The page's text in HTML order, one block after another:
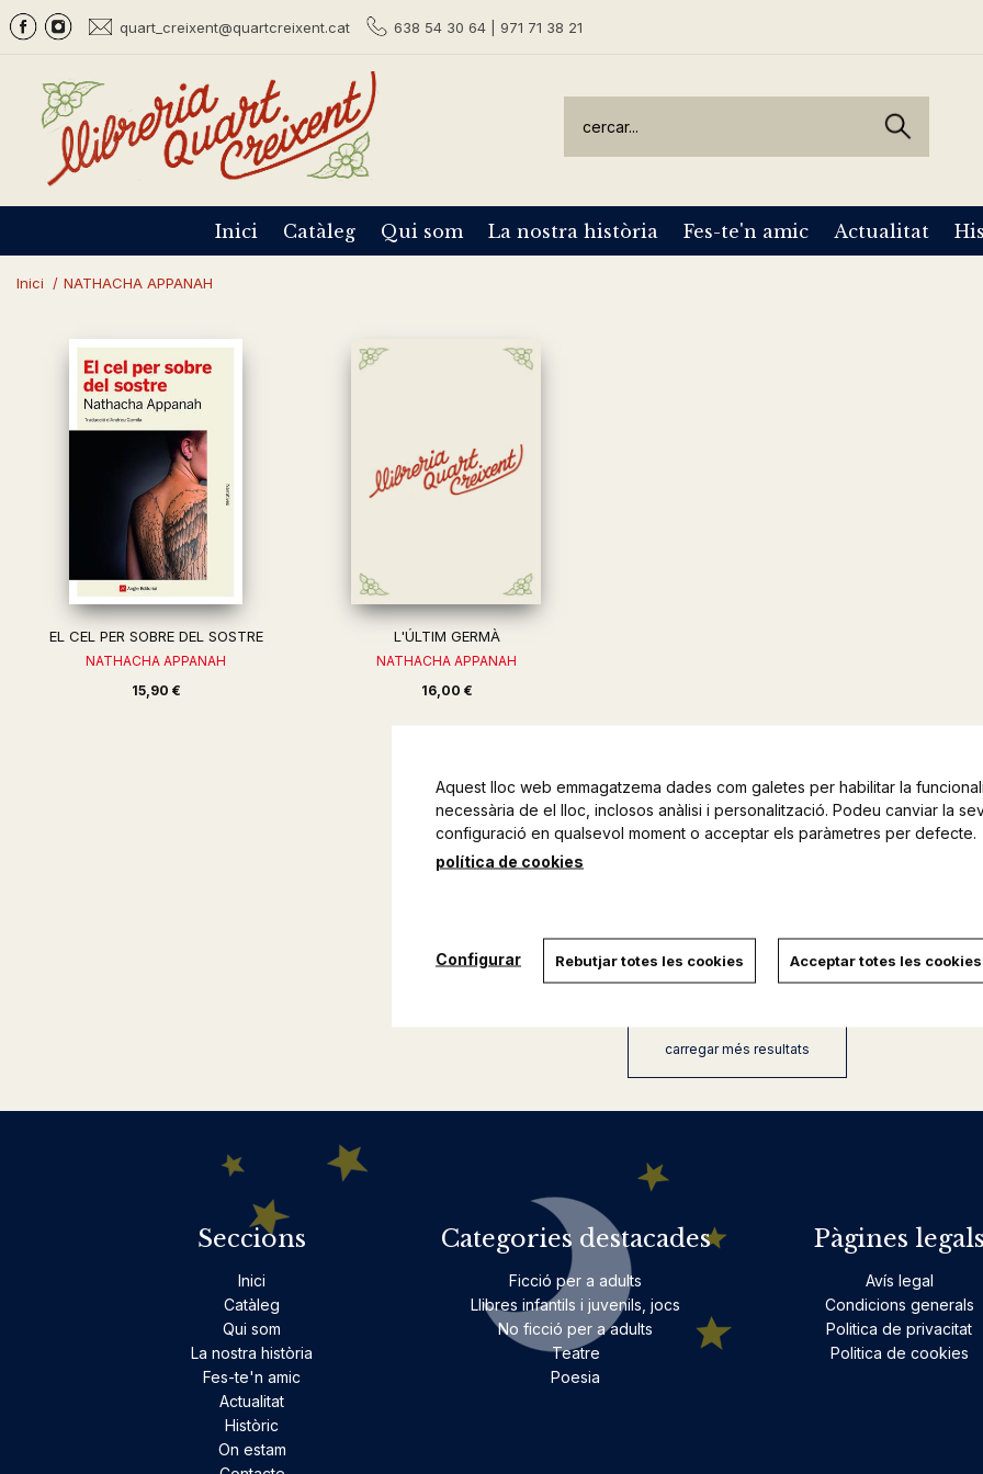
quart_creixent@quartcreixent.cat 638 54 30 64 | 971 71 38 21
Inici Catàleg Qui som La nostra història Fes-te'n amic Actualitat
Inici / NATHACHA APPANAH
EL CEL PER SOBRE DEL SOSTRE
NATHACHA APPANAH
15,90 €
L'ÚLTIM GERMÀ
NATHACHA APPANAH
16,00 €
carregar més resultats
Seccions
Inici
Catàleg
Qui som
La nostra història
Fes-te'n amic
Actualitat
Històric
On estam
Categories destacades
Ficció per a adults
Llibres infantils i juvenils, jocs
No ficció per a adults
Teatre
Poesia
Pàgines legals
Avís legal
Condicions generals
Politica de privacitat
Politica de cookies
Aquest lloc web emmagatzema dades com galetes per habilitar la
necessària de el lloc, inclosos anàlisi i personalització. Podeu canviar la
configuració en qualsevol moment o acceptar els paràmetres per defecte.
política de cookies
Configurar Rebutjar totes les cookies Acceptar totes les cookies